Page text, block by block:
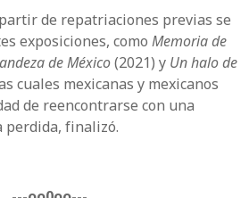
de repatriaciones previas se
exposiciones, como Memoria de
de México(2021) y Un halo de
cuales mexicanas y mexicanos
de reencontrarse con una
perdida, finalizó.